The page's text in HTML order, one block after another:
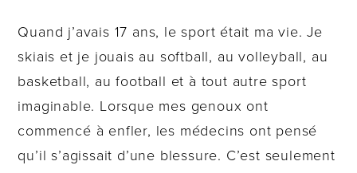
Quand j’avais 17 ans, le sport était ma vie. Je
skiais et je jouais au softball, au volleyball, au
basketball, au football et à tout autre sport
imaginable. Lorsque mes genoux ont
commencé à enfler, les médecins ont pensé
qu’il s’agissait d’une blessure. C’est seulement